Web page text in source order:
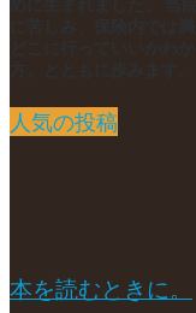
人気の投稿
本を読むときに。